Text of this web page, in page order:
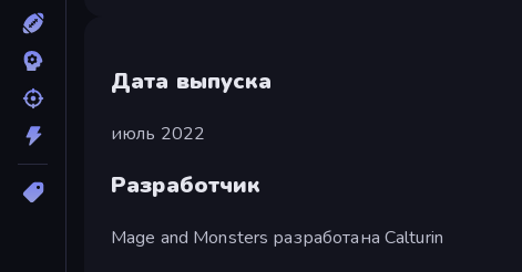
Дата выпуска
июль 2022
Разработчик
Mage and Monsters разработана Calturin